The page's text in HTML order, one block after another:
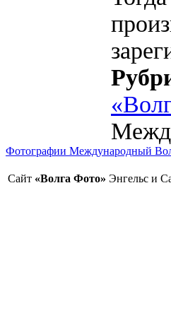
Фотографии Международный
Сайт «Волга Фото» Энгельс и